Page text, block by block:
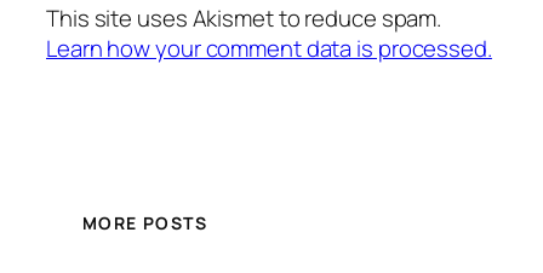
This site uses Akismet to reduce spam.
Learn how your comment data is processed.
MORE POSTS